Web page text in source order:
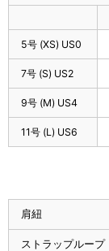
5号 (XS) US0
7号 (S) US2
9号 (M) US4
11号 (L) US6
肩紐
ストラップループ